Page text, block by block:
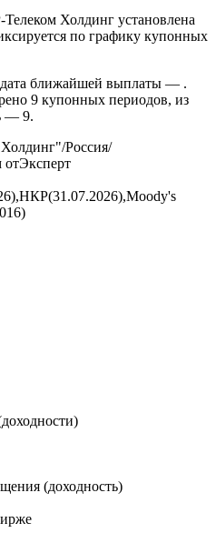
Холдинг установлена
по графику купонных
ближайшей выплаты — .
9 купонных периодов, из
— 9.
Россия/
(доходность)